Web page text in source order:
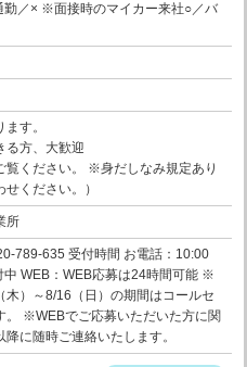
勤／× ※面接時のマイカー来社○／バ
す。
る方、大歓迎
ください。 ※身だしなみ規定あり
ください。）
所
789-635 受付時間 お電話：10:00
WEB：WEB応募は24時間可能 ※
木）～8/16（日）の期間はコールセ
。 ※WEBでご応募いただいた方に関
に随時ご連絡いたします。